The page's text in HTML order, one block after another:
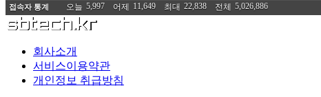
접속자 통계 오늘 5,997 어제 11,649 최대 22,838 전체 5,026,886
회사소개
서비스이용약관
개인정보 취급방침